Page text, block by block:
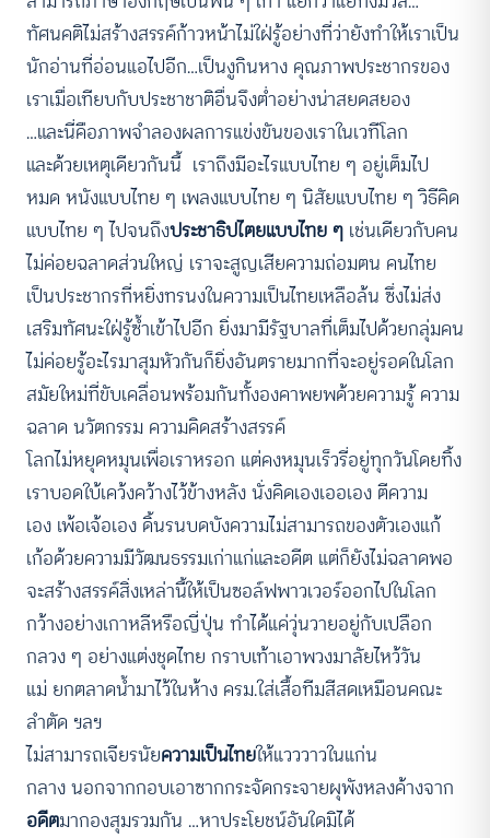
ทัศนคติไม่สร้างสรรค์ก้าวหน้าไม่ใฝ่รู้อย่างที่ว่ายังทำให้เราเป็น
นักอ่านที่อ่อนแอไปอีก…เป็นงูกินหาง คุณภาพประชากรของ
เราเมื่อเทียบกับประชาชาติอื่นจึงต่ำอย่างน่าสยดสยอง
…และนี่คือภาพจำลองผลการแข่งขันของเราในเวทีโลก
และด้วยเหตุเดียวกันนี้ เราถึงมีอะไรแบบไทย ๆ อยู่เต็มไป
หมด หนังแบบไทย ๆ เพลงแบบไทย ๆ นิสัยแบบไทย ๆ วิธีคิด
แบบไทย ๆ ไปจนถึงประชาธิปไตยแบบไทย ๆ เช่นเดียวกับคน
ไม่ค่อยฉลาดส่วนใหญ่ เราจะสูญเสียความถ่อมตน คนไทย
เป็นประชากรที่หยิ่งทรนงในความเป็นไทยเหลือล้น ซึ่งไม่ส่ง
เสริมทัศนะใฝ่รู้ซ้ำเข้าไปอีก ยิ่งมามีรัฐบาลที่เต็มไปด้วยกลุ่มคน
ไม่ค่อยรู้อะไรมาสุมหัวกันก็ยิ่งอันตรายมากที่จะอยู่รอดในโลก
สมัยใหม่ที่ขับเคลื่อนพร้อมกันทั้งองคาพยพด้วยความรู้ ความ
ฉลาด นวัตกรรม ความคิดสร้างสรรค์
โลกไม่หยุดหมุนเพื่อเราหรอก แต่คงหมุนเร็วรี่อยู่ทุกวันโดยทิ้ง
เราบอดใบ้เคว้งคว้างไว้ข้างหลัง นั่งคิดเองเออเอง ตีความ
เอง เพ้อเจ้อเอง ดิ้นรนบดบังความไม่สามารถของตัวเองแก้
เก้อด้วยความมีวัฒนธรรมเก่าแก่และอดีต แต่ก็ยังไม่ฉลาดพอ
จะสร้างสรรค์สิ่งเหล่านี้ให้เป็นซอล์ฟพาวเวอร์ออกไปในโลก
กว้างอย่างเกาหลีหรือญี่ปุ่น ทำได้แค่วุ่นวายอยู่กับเปลือก
กลวง ๆ อย่างแต่งชุดไทย กราบเท้าเอาพวงมาลัยไหว้วัน
แม่ ยกตลาดน้ำมาไว้ในห้าง ครม.ใส่เสื้อทีมสีสดเหมือนคณะ
ลำตัด ฯลฯ
ไม่สามารถเจียรนัยความเป็นไทยให้แวววาวในแก่น
กลาง นอกจากกอบเอาซากกระจัดกระจายผุพังหลงค้างจาก
อดีตมากองสุมรวมกัน …หาประโยชน์อันใดมิได้